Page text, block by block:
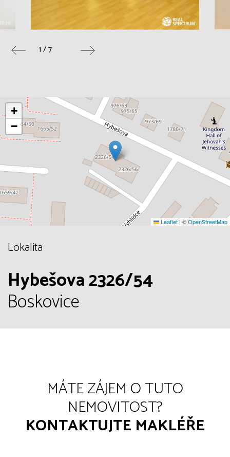
1 / 7
+
−
Leaflet | ©OpenStreetMap
Lokalita
Hybešova 2326/54
Boskovice
MÁTE ZÁJEM O TUTO
NEMOVITOST?
KONTAKTUJTE MAKLÉŘE